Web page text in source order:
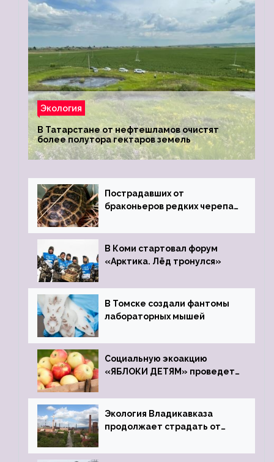
Экология
В Татарстане от нефтешламов очистят
более полутора гектаров земель
Пострадавших от
браконьеров редких черепах
зоопарк
В Коми стартовал форум
«Арктика. Лёд тронулся»
В Томске создали фантомы
лабораторных мышей
Социальную экоакцию
«ЯБЛОКИ ДЕТЯМ» проведет
Экология Владикавказа
продолжает страдать от